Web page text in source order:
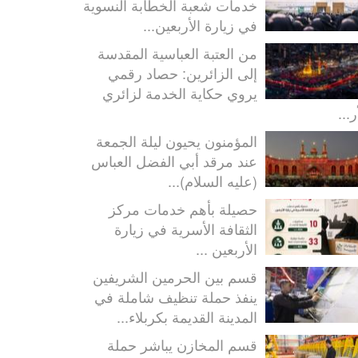
خدمات شعبة الخطابة النسوية
في زيارة الأربعين...
من العتبة العباسية المقدسة
إلى الزائرين: حصاد رقمي
يروي حكاية الخدمة لزائري
المؤمنون يحيون ليلة الجمعة
عند مرقد أبي الفضل العباس
(عليه السلام)...
حصيلة بأهم خدمات مركز
الثقافة الأسرية في زيارة
الأربعين ...
قسم بين الحرمين الشريفين
ينفذ حملة تنظيف شاملة في
المدينة القديمة بكربلاء...
قسم المخازن يباشر حملة